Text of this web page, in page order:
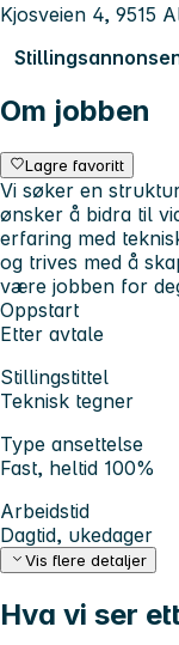
Kjosveien 4, 9515
Om jobben
Lagre favoritt
Vi søker en
ønsker å bidra til
erfaring med
og trives med å
være jobben for
Oppstart
Etter avtale
Stillingstittel
Teknisk tegner
Type ansettelse
Fast, heltid 100%
Arbeidstid
Dagtid, ukedager
Vis flere detaljer
Hva vi ser